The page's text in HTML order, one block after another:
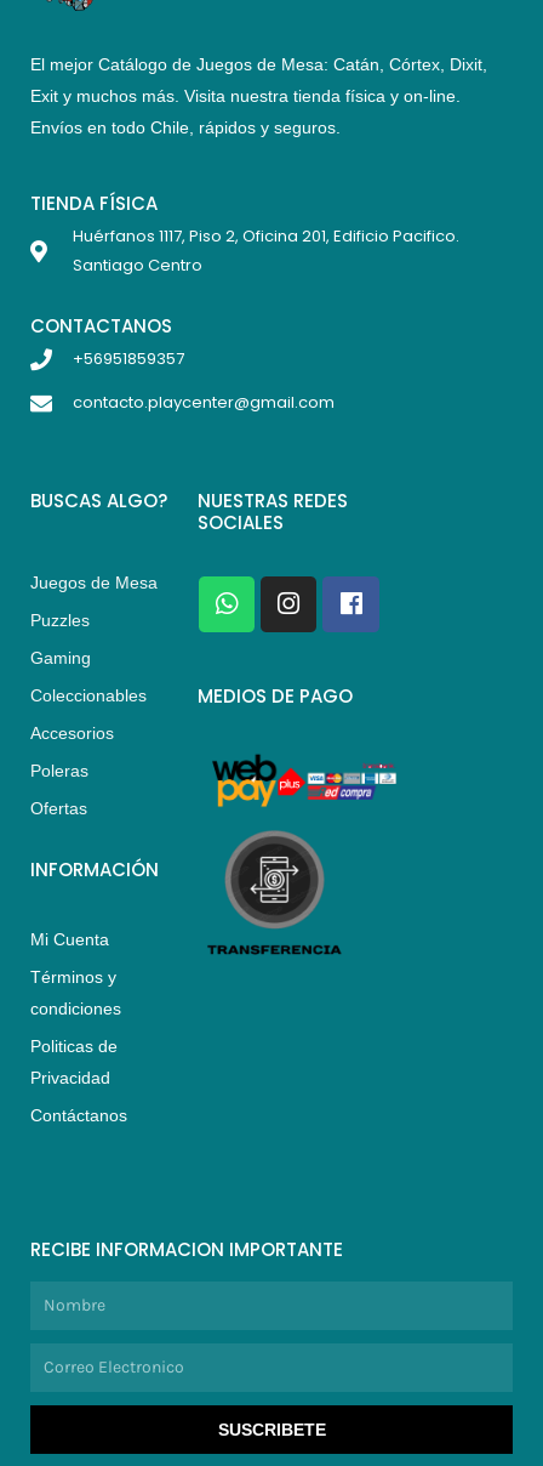
El mejor Catálogo de Juegos de Mesa: Catán, Córtex, Dixit,
Exit y muchos más. Visita nuestra tienda física y on-line.
Envíos en todo Chile, rápidos y seguros
TIENDA FÍSICA
Huérfanos 1117, Piso 2, Oficina 201, Edificio Pacifico.
Santiago Centro
CONTACTANOS
+56951859357
contacto.playcenter@gmail.com
BUSCAS ALGO?
Juegos de Mesa
Puzzles
Gaming
Coleccionables
Accesorios
Poleras
Ofertas
INFORMACIÓN
Mi Cuenta
Términos y
condiciones
Politicas de
Privacidad
Contáctanos
NUESTRAS REDES
SOCIALES
W
h
a
s
p
I
n
s
a
a
m
F
a
c
b
k
MEDIOS DE PAGO
RECIBE INFORMACION IMPORTANTE
SUSCRIBETE